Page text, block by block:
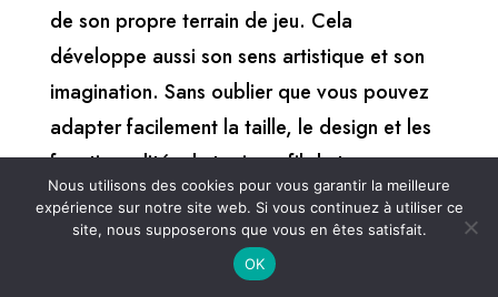
de son propre terrain de jeu. Cela
développe aussi son sens artistique et son
imagination. Sans oublier que vous pouvez
adapter facilement la taille, le design et les
fonctionnalités du tapis au fil du temps, pour
un jeu qui évolue avec lui !
tapis de jeu petites voitures
qu’un simple accessoire : c’est la clé pour
Nous utilisons des cookies pour vous garantir la meilleure
expérience sur notre site web. Si vous continuez à utiliser ce
site, nous supposerons que vous en êtes satisfait.
OK